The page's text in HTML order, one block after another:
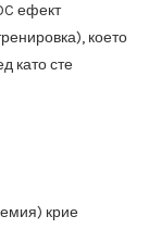
ефект
което
като сте
крие